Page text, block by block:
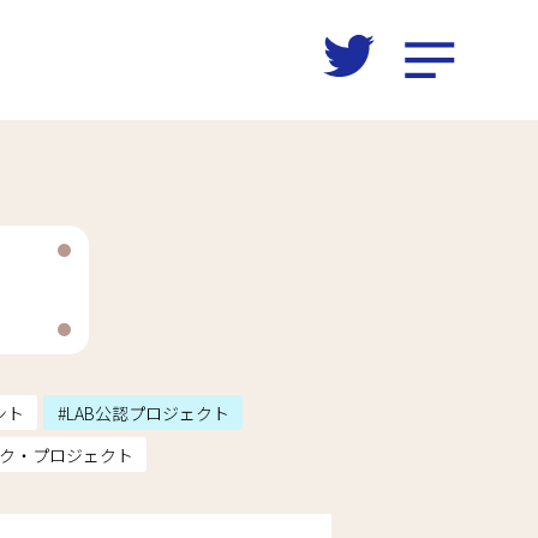
ト
LAB公認プロジェクト
・プロジェクト